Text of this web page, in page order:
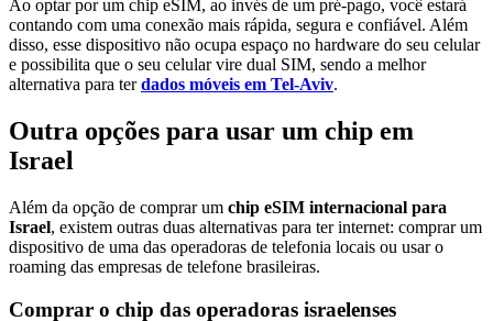
Ao optar por um chip eSIM, ao invés de um pré-pago, você estará
contando com uma conexão mais rápida, segura e confiável. Além
disso, esse dispositivo não ocupa espaço no hardware do seu celular
e possibilita que o seu celular vire dual SIM, sendo a melhor
alternativa para terdados móveis em Tel-Aviv.
Outra opções para usar um chip em
Israel
Além da opção de comprar um chip eSIM internacional para
Israel, existem outras duas alternativas para ter internet: comprar um
dispositivo de uma das operadoras de telefonia locais ou usar o
roaming das empresas de telefone brasileiras.
Comprar o chip das operadoras israelenses